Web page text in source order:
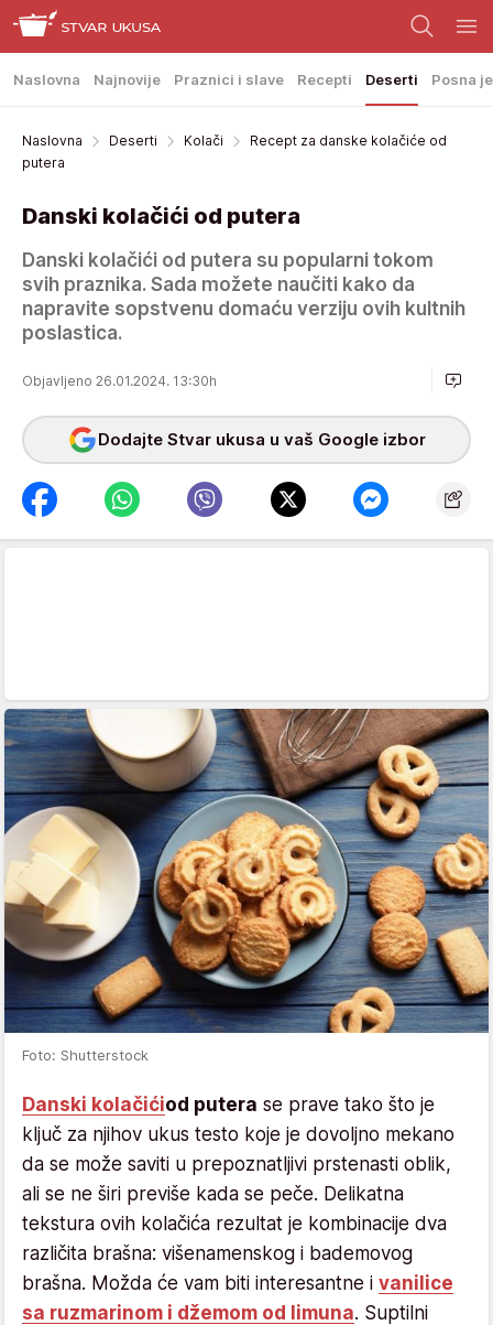
Naslovna Najnovije Praznici i slave Recepti Deserti Posna
Naslovna Deserti Kolači
Recept za danske kolačiće od
putera
Danski kolačići od putera
Danski kolačići od putera su popularni tokom
svih praznika. Sada možete naučiti kako da
napravite sopstvenu domaću verziju ovih kultnih
poslastica.
Objavljeno 26.01.2024. 13:30h
Dodajte Stvar ukusa u vaš Google izbor
Foto: Shutterstock
Danski kolačićiod putera se prave tako što je
ključ za njihov ukus testo koje je dovoljno mekano
da se može saviti u prepoznatljivi prstenasti oblik,
ali se ne širi previše kada se peče. Delikatna
tekstura ovih kolačića rezultat je kombinacije dva
različita brašna: višenamenskog i bademovog
brašna. Možda će vam biti interesantne i vanilice
sa ruzmarinom i džemom od limuna. Suptilni